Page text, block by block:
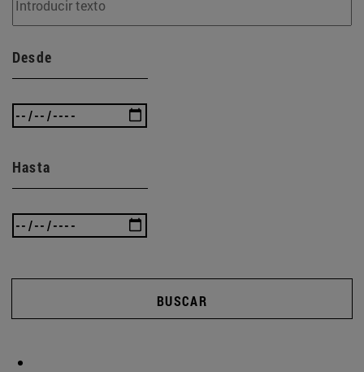
Desde
Hasta
BUSCAR